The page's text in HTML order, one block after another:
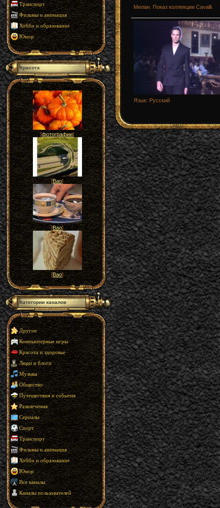
Транспорт
Фильмы и анимация
Хобби и образование
Юмор
Красота
[фотографии]
[Вао]
[Вао]
[Вао]
Категории каналов
Другое
Компьютерные игры
Красота и здоровье
Люди и блоги
Музыка
Общество
Путешествия и события
Развлечения
Сериалы
Спорт
Транспорт
Фильмы и анимация
Хобби и образование
Юмор
Все каналы
Каналы пользователей
Милан. Показ коллекции Cavalli.
Язык: Русский